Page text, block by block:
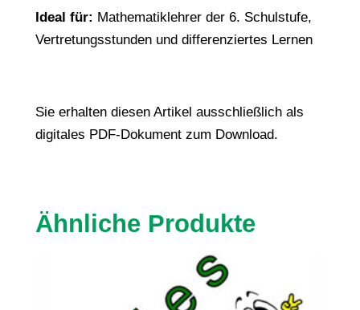
Ideal für: Mathematiklehrer der 6. Schulstufe,
Vertretungsstunden und differenziertes Lernen
Sie erhalten diesen Artikel ausschließlich als
digitales PDF-Dokument zum Download.
Ähnliche Produkte